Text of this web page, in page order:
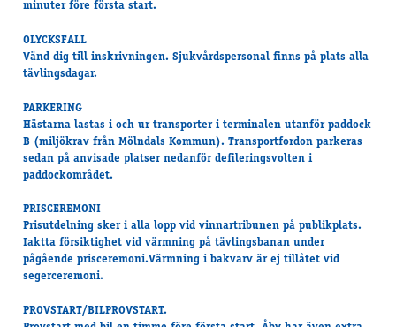
minuter före första start.
OLYCKSFALL
Vänd dig till inskrivningen. Sjukvårdspersonal finns på plats alla
tävlingsdagar.
PARKERING
Hästarna lastas i och ur transporter i terminalen utanför paddock
B (miljökrav från Mölndals Kommun). Transportfordon parkeras
sedan på anvisade platser nedanför defileringsvolten i
paddockområdet.
PRISCEREMONI
Prisutdelning sker i alla lopp vid vinnartribunen på publikplats.
Iaktta försiktighet vid värmning på tävlingsbanan under
pågående prisceremoni.Värmning i bakvarv är ej tillåtet vid
segerceremoni.
PROVSTART/BILPROVSTART.